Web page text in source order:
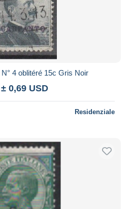
4 oblitéré 15c Gris Noir
± 0,69 USD
Residenziale